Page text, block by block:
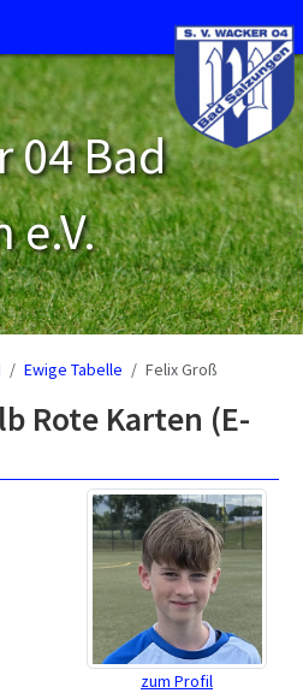
04 Bad
e.V.
Ewige Tabelle Felix Groß
Rote Karten (E-
zum Profil